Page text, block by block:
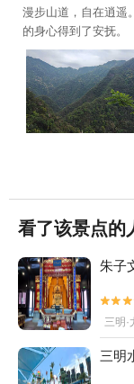
漫步山道，自在逍遥
的身心得到了安抚。
看了该景点的
朱子
三明·
三明